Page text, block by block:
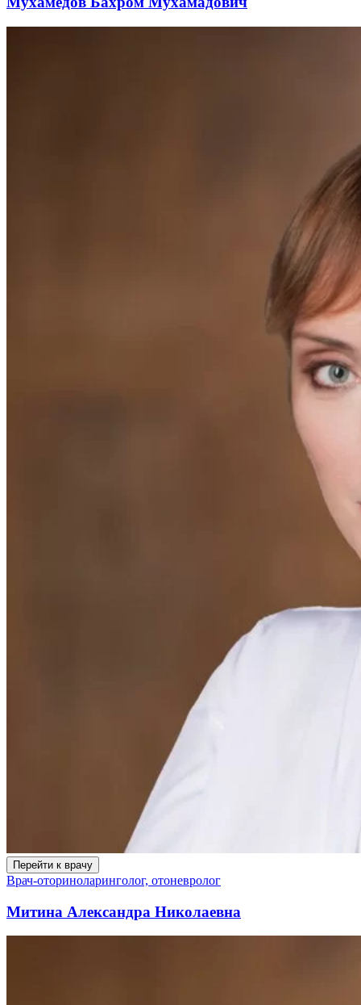
Перейти к врачу
Врач-оториноларинголог, отоневролог
Митина Александра Николаевна